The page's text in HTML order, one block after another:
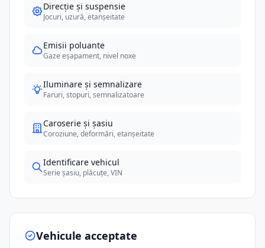
Direcție și suspensie
Jocuri, uzură, etanșeitate
Emisii poluante
Gaze eșapament, nivel noxe
Iluminare și semnalizare
Faruri, stopuri, semnalizatoare
Caroserie și șasiu
Coroziune, deformări, etanșeitate
Identificare vehicul
Serie șasiu, plăcuțe, VIN
Vehicule acceptate